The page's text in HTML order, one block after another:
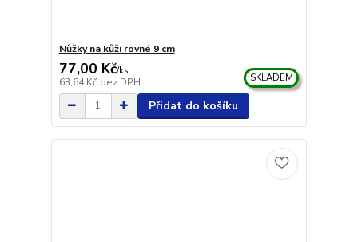
Nůžky na kůži rovné 9 cm
77,00 Kč/ks
63,64 Kč bez DPH SKLADEM
Přidat do košíku